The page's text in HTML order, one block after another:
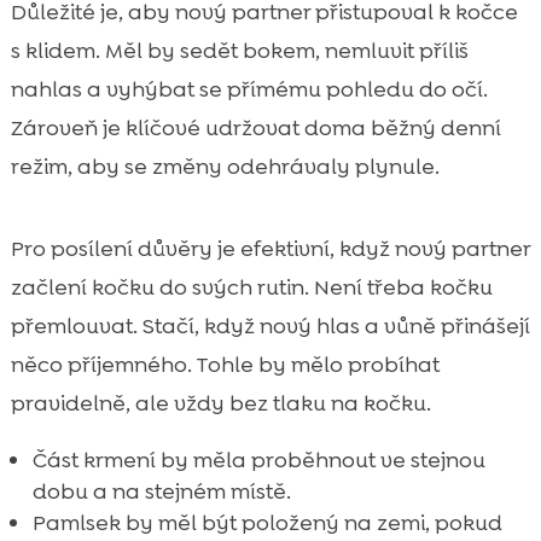
Důležité je, aby nový partner přistupoval k kočce
s klidem. Měl by sedět bokem, nemluvit příliš
nahlas a vyhýbat se přímému pohledu do očí.
Zároveň je klíčové udržovat doma běžný denní
režim, aby se změny odehrávaly plynule.
Pro posílení důvěry je efektivní, když nový partner
začlení kočku do svých rutin. Není třeba kočku
přemlouvat. Stačí, když nový hlas a vůně přinášejí
něco příjemného. Tohle by mělo probíhat
pravidelně, ale vždy bez tlaku na kočku.
Část krmení by měla proběhnout ve stejnou
dobu a na stejném místě.
Pamlsek by měl být položený na zemi, pokud